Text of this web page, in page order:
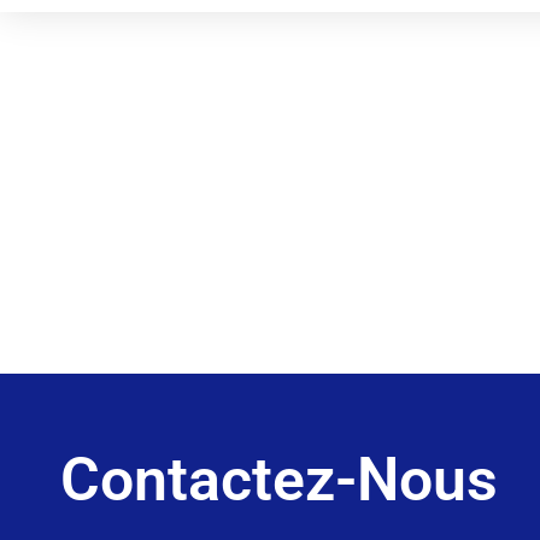
Contactez-Nous